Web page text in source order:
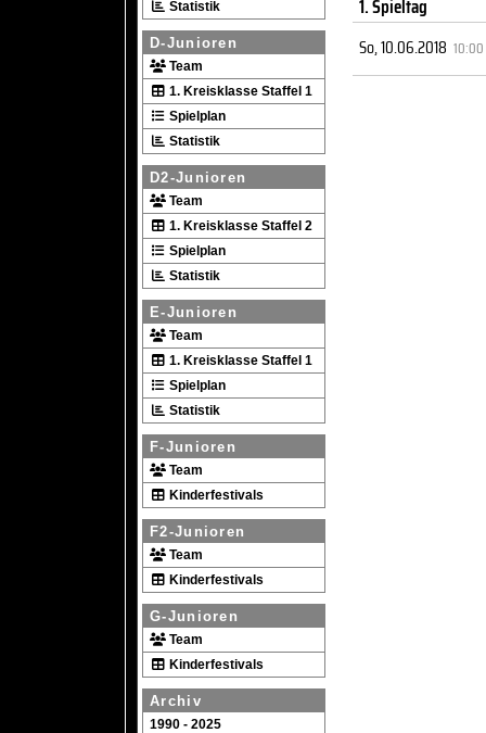
Statistik
D-Junioren
Team
1. Kreisklasse Staffel 1
Spielplan
Statistik
D2-Junioren
Team
1. Kreisklasse Staffel 2
Spielplan
Statistik
E-Junioren
Team
1. Kreisklasse Staffel 1
Spielplan
Statistik
F-Junioren
Team
Kinderfestivals
F2-Junioren
Team
Kinderfestivals
G-Junioren
Team
Kinderfestivals
Archiv
1990 - 2025
1. Spieltag
So, 10.06.2018 10:00